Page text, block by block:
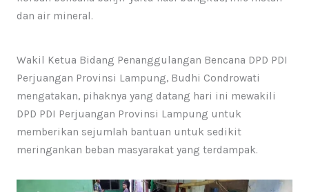
dan air mineral.
Wakil Ketua Bidang Penanggulangan Bencana DPD PDI
Perjuangan Provinsi Lampung, Budhi Condrowati
mengatakan, pihaknya yang datang hari ini mewakili
DPD PDI Perjuangan Provinsi Lampung untuk
memberikan sejumlah bantuan untuk sedikit
meringankan beban masyarakat yang terdampak.